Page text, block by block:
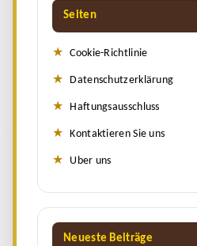
Seiten
Cookie-Richtlinie
Datenschutzerklärung
Haftungsausschluss
Kontaktieren Sie uns
Uber uns
Neueste Beiträge